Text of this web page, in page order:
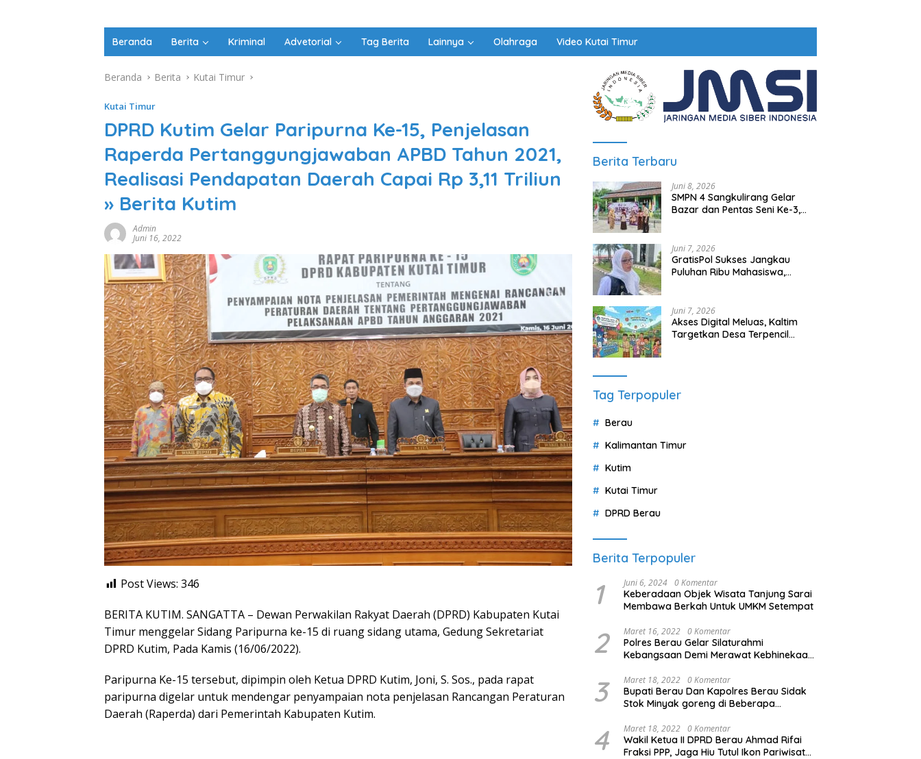
Beranda Berita Kriminal Advetorial Tag Berita Lainnya Olahraga Video Kutai Timur
Beranda Berita Kutai Timur
Kutai Timur
DPRD Kutim Gelar Paripurna Ke-15, Penjelasan
Raperda Pertanggungjawaban APBD Tahun 2021,
Realisasi Pendapatan Daerah Capai Rp 3,11 Triliun
» Berita Kutim
Admin
Juni 16, 2022
Post Views: 346
BERITA KUTIM. SANGATTA – Dewan Perwakilan Rakyat Daerah (DPRD) Kabupaten Kutai
Timur menggelar Sidang Paripurna ke-15 di ruang sidang utama, Gedung Sekretariat
DPRD Kutim, Pada Kamis (16/06/2022).
Paripurna Ke-15 tersebut, dipimpin oleh Ketua DPRD Kutim, Joni, S. Sos., pada rapat
paripurna digelar untuk mendengar penyampaian nota penjelasan Rancangan Peraturan
Daerah (Raperda) dari Pemerintah Kabupaten Kutim.
Berita Terbaru
Juni 8, 2026
SMPN 4 Sangkulirang Gelar
Bazar dan Pentas Seni Ke-3,
Juni 7, 2026
GratisPol Sukses Jangkau
Puluhan Ribu Mahasiswa,
Juni 7, 2026
Akses Digital Meluas, Kaltim
Targetkan Desa Terpencil
Tag Terpopuler
Berau
Kalimantan Timur
Kutim
Kutai Timur
DPRD Berau
Berita Terpopuler
1 Juni 6, 2024 0 Komentar
Keberadaan Objek Wisata Tanjung Sarai
Membawa Berkah Untuk UMKM Setempat
2 Maret 16, 2022 0 Komentar
Polres Berau Gelar Silaturahmi
Kebangsaan Demi Merawat Kebhinekaan
3 Maret 18, 2022 0 Komentar
Bupati Berau Dan Kapolres Berau Sidak
Stok Minyak goreng di Beberapa
4 Maret 18, 2022 0 Komentar
Wakil Ketua II DPRD Berau Ahmad Rifai
Fraksi PPP, Jaga Hiu Tutul Ikon Pariwisata